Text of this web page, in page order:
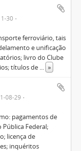
30
ferroviário, tais
e unificação
livro do Clube
títulos de ... »
08-29
pagamentos de
Federal;
licença de
inquéritos